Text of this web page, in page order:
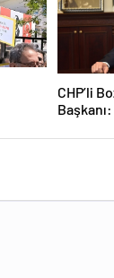
CHP’li
sattı